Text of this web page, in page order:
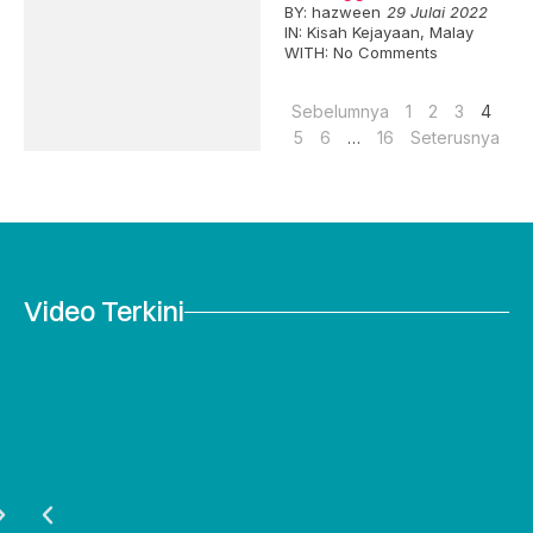
BY: hazween 29 Julai 2022
IN: Kisah Kejayaan,Malay
WITH: No Comments
Sebelumnya 1 2 3
4
5
6 … 16 Seterusnya
Video Terkini